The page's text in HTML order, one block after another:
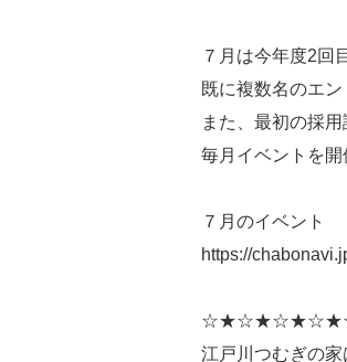
７月は今年度2回
既に複数名のエン
また、最初の採
毎月イベントを開
７月のイベント
https://
江戸川つむぎの家